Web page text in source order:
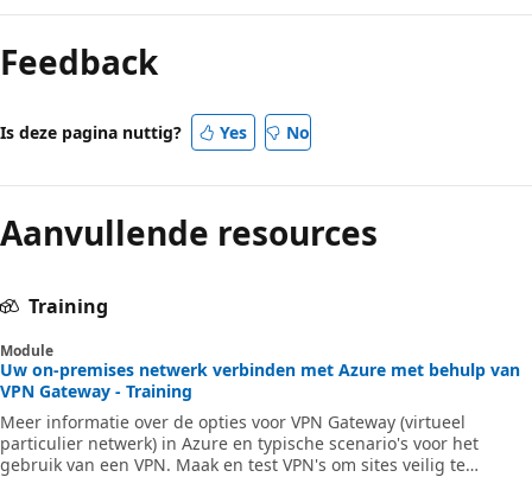
Feedback
Is deze pagina nuttig? Yes No
Aanvullende resources
Training
Module
Uw on-premises netwerk verbinden met Azure met behulp van
VPN Gateway - Training
Meer informatie over de opties voor VPN Gateway (virtueel
particulier netwerk) in Azure en typische scenario's voor het
gebruik van een VPN. Maak en test VPN's om sites veilig te